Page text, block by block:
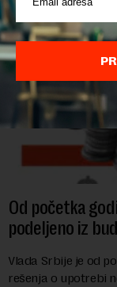
Od početka
podeljeno iz
Vlada Srbije je od
rešenja o upotrebi